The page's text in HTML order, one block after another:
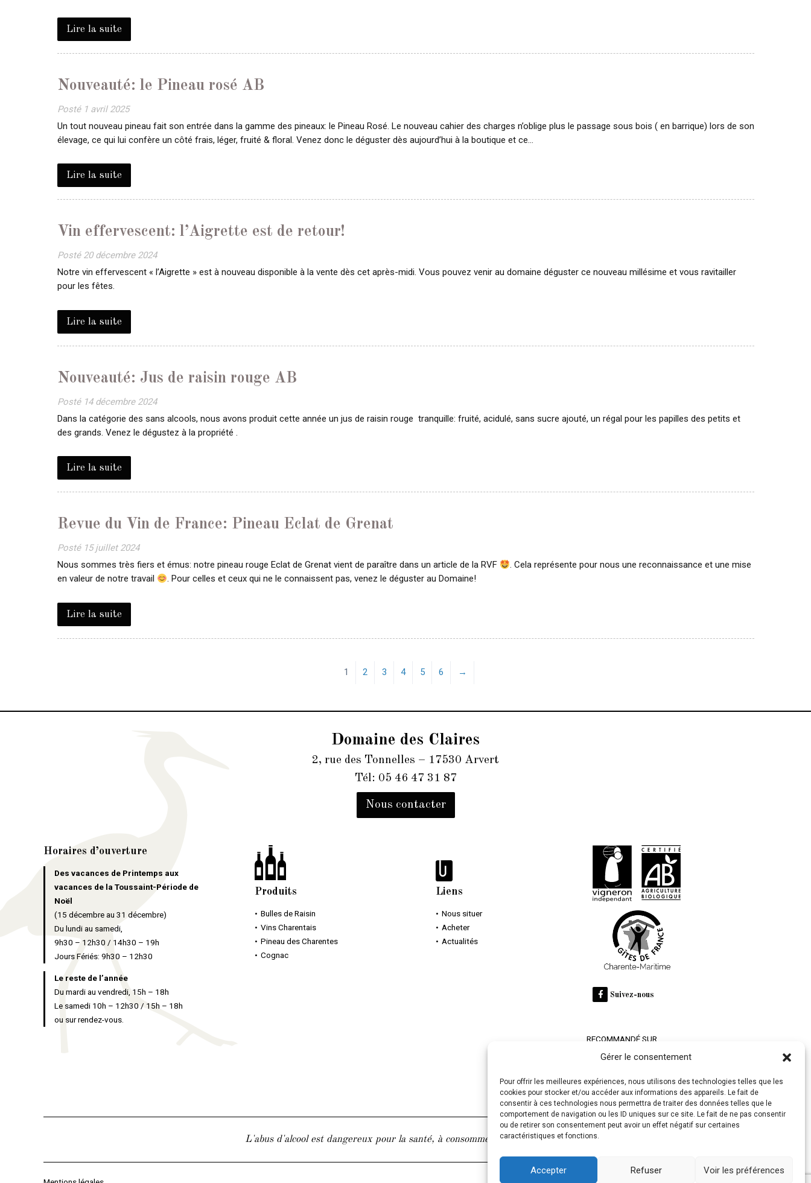
Gérer le consentement
Pour offrir les meilleures expériences, nous utilisons des technologies telles que les
cookies pour stocker et/ou accéder aux informations des appareils. Le fait de
consentir à ces technologies nous permettra de traiter des données telles que le
comportement de navigation ou les ID uniques sur ce site. Le fait de ne pas consentir
ou de retirer son consentement peut avoir un effet négatif sur certaines
caractéristiques et fonctions.
Accepter Refuser Voir les préférences
Lire la suite
Nouveauté: le Pineau rosé AB
Posté 1 avril 2025
Un tout nouveau pineau fait son entrée dans la gamme des pineaux: le Pineau Rosé. Le nouveau cahier des charges n’oblige plus le passage sous bois ( en barrique) lors de son
élevage, ce qui lui confère un côté frais, léger, fruité & floral. Venez donc le déguster dès aujourd’hui à la boutique et ce…
Lire la suite
Vin effervescent: l’Aigrette est de retour!
Posté 20 décembre 2024
Notre vin effervescent « l’Aigrette » est à nouveau disponible à la vente dès cet après-midi. Vous pouvez venir au domaine déguster ce nouveau millésime et vous ravitailler
pour les fêtes.
Lire la suite
Nouveauté: Jus de raisin rouge AB
Posté 14 décembre 2024
Dans la catégorie des sans alcools, nous avons produit cette année un jus de raisin rouge tranquille: fruité, acidulé, sans sucre ajouté, un régal pour les papilles des petits et
des grands. Venez le dégustez à la propriété .
Lire la suite
Revue du Vin de France: Pineau Eclat de Grenat
Posté 15 juillet 2024
Nous sommes très fiers et émus: notre pineau rouge Eclat de Grenat vient de paraître dans un article de la RVF
. Cela représente pour nous une reconnaissance et une mise
en valeur de notre travail
. Pour celles et ceux qui ne le connaissent pas, venez le déguster au Domaine!
Lire la suite
1 2 3 4 5 6 →
Domaine des Claires
2, rue des Tonnelles – 17530 Arvert
Tél: 05 46 47 31 87
Nous contacter
Horaires d’ouverture
Des vacances de Printemps aux
vacances de la Toussaint-Période de
Noël
(15 décembre au 31 décembre)
Du lundi au samedi,
9h30 – 12h30 / 14h30 – 19h
Jours Fériés: 9h30 – 12h30
Le reste de l’année
Du mardi au vendredi, 15h – 18h
Le samedi 10h – 12h30 / 15h – 18h
ou sur rendez-vous.
Produits
Bullesde Raisin
Vins Charentais
Pineau des Charentes
Cognac
Liens
Nous situer
Acheter
Actualités
Suivez-nous
RECOMMANDÉ SUR
Domaine des Claires
L'abus d'alcool est dangereux pour la santé, à consommer avec modération